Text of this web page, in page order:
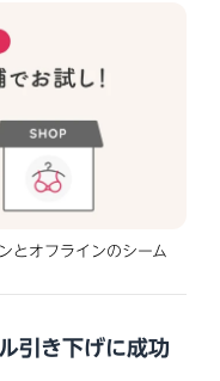
とオフラインのシーム
引き下げに成功